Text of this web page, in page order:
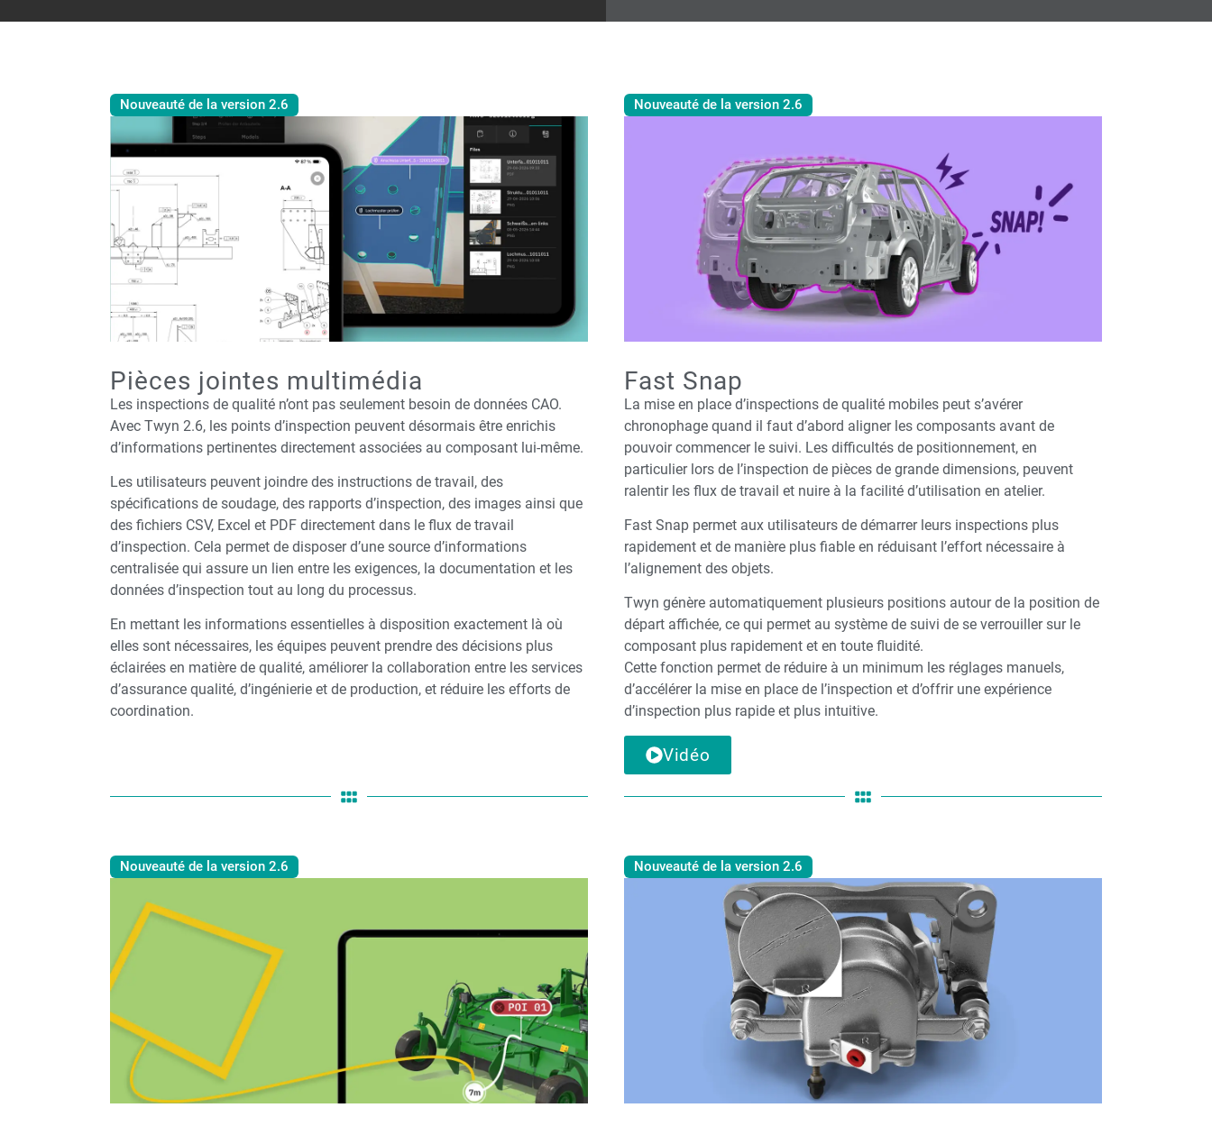
Nouveauté de la version 2.6
Pièces jointes multimédia
Les inspections de qualité n’ont pas seulement besoin de données CAO.
Avec Twyn 2.6, les points d’inspection peuvent désormais être enrichis
d’informations pertinentes directement associées au composant lui-même.
Les utilisateurs peuvent joindre des instructions de travail, des
spécifications de soudage, des rapports d’inspection, des images ainsi que
des fichiers CSV, Excel et PDF directement dans le flux de travail
d’inspection. Cela permet de disposer d’une source d’informations
centralisée qui assure un lien entre les exigences, la documentation et les
données d’inspection tout au long du processus.
En mettant les informations essentielles à disposition exactement là où
elles sont nécessaires, les équipes peuvent prendre des décisions plus
éclairées en matière de qualité, améliorer la collaboration entre les services
d’assurance qualité, d’ingénierie et de production, et réduire les efforts de
coordination.
Nouveauté de la version 2.6
Fast Snap
La mise en place d’inspections de qualité mobiles peut s’avérer
chronophage quand il faut d’abord aligner les composants avant de
pouvoir commencer le suivi. Les difficultés de positionnement, en
particulier lors de l’inspection de pièces de grande dimensions, peuvent
ralentir les flux de travail et nuire à la facilité d’utilisation en atelier.
Fast Snap permet aux utilisateurs de démarrer leurs inspections plus
rapidement et de manière plus fiable en réduisant l’effort nécessaire à
l’alignement des objets.
Twyn génère automatiquement plusieurs positions autour de la position de
départ affichée, ce qui permet au système de suivi de se verrouiller sur le
composant plus rapidement et en toute fluidité.
Cette fonction permet de réduire à un minimum les réglages manuels,
d’accélérer la mise en place de l’inspection et d’offrir une expérience
d’inspection plus rapide et plus intuitive.
Vidéo
Nouveauté de la version 2.6 Nouveauté de la version 2.6